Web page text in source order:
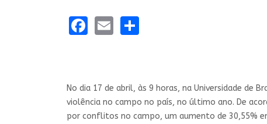
Facebook
Email
No dia 17 de abril, às 9 horas, na Universidade de
violência no campo no país, no último ano. De
por conflitos no campo, um aumento de 30,55%